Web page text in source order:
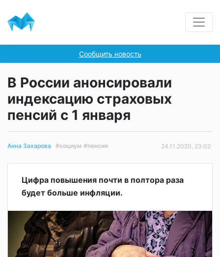
Сообщить новость
В России анонсировали
индексацию страховых
пенсий с 1 января
Анна Захарова #социум #пенсия 24.11.2020, 23:02
Цифра повышения почти в полтора раза
будет больше инфляции.